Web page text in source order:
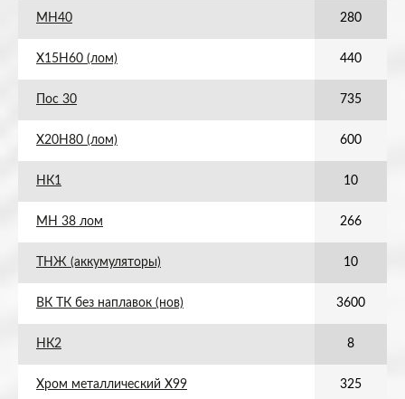
МН40 280
Х15Н60 (лом) 440
Пос 30 735
Х20Н80 (лом) 600
НК1 10
МН 38 лом 266
ТНЖ (аккумуляторы) 10
ВК ТК без наплавок (нов) 3600
НК2 8
Хром металлический Х99 325